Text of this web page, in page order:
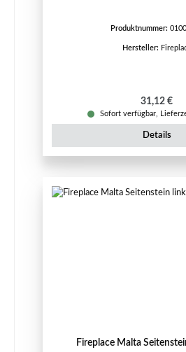
Produktnummer:
Hersteller:
Regulärer
31,12 €
Sofort verfügbar,
Details
Fireplace Malta